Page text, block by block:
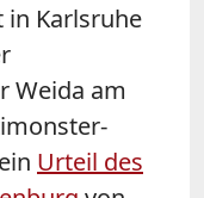
in Karlsruhe
Weida am
Urteil des